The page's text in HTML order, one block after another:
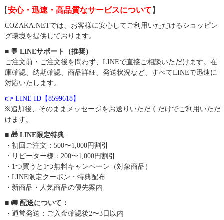
【安心・迅速・高品質なサービスについて 】
COZAKA.NETでは、お客様に安心してご利用いただけるショッピン
グ環境を提供しております。
■ 💬 LINEサポート（推奨）
ご注文前・ご注文後を問わず、LINEで直接ご相談いただけます。在
庫確認、納期確認、商品詳細、発送状況など、すべてLINEで迅速に
対応いたします。
👉 LINE ID【8599618】
※追加後、そのままメッセージをお送りいただくだけでご利用いただ
けます。
■ 🎁 LINE限定特典
・初回ご注文：500〜1,000円割引
・リピーター様：200〜1,000円割引
・1つ買うと1つ無料キャンペーン（対象商品）
・LINE限定クーポン・特典配布
・新商品・人気商品の優先案内
■ 🚚 配送について：
・通常発送：ご入金確認後2〜3日以内